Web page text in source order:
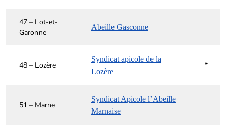
47 – Lot-et-
Garonne
Abeille Gasconne
48 – Lozère
Syndicat apicole de la
Lozère
*
51 – Marne
Syndicat Apicole l’Abeille
Marnaise